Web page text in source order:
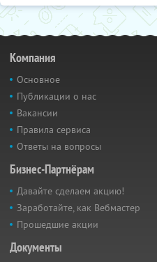
Компания
Основное
Публикации о нас
Вакансии
Правила сервиса
Ответы на вопросы
Бизнес-Партнёрам
Давайте сделаем акцию!
Заработайте, как Вебмастер
Прошедшие акции
Документы